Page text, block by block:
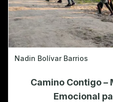
Nadin Bolívar Barrios
Camino Contigo –
Emocional